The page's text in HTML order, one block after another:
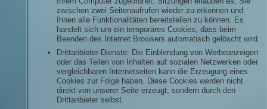
zwischen zwei Seitenaufrufen wieder zu erkennen und
Ihnen alle Funktionalitäten bereitstellen zu können. Es
handelt sich um ein temporäres Cookies, dass beim
Beenden des Internet Browsers automatisch gelöscht wird.
Drittanbieter-Dienste: Die Einblendung von Werbeanzeigen
oder das Teilen von Inhalten auf sozialen Netzwerken oder
vergleichbaren Internetseiten kann die Erzeugung eines
Cookies zur Folge haben. Diese Cookies werden nicht
direkt von unserer Seite erzeugt, sondern durch den
Drittanbieter selbst.